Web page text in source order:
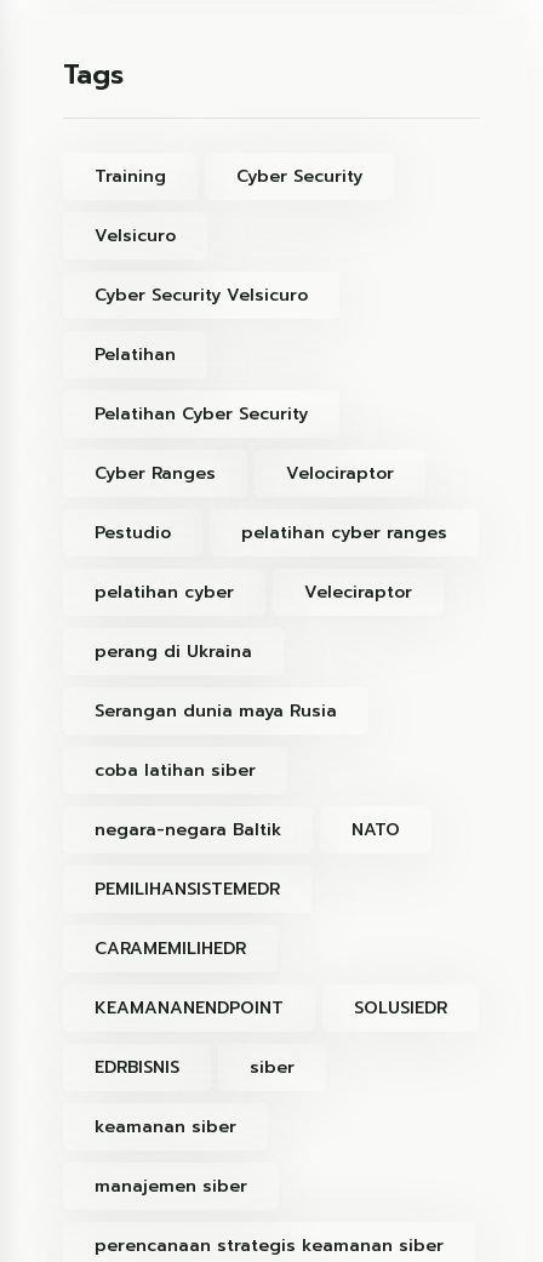
Tags
Training Cyber Security
Velsicuro
Cyber Security Velsicuro
Pelatihan
Pelatihan Cyber Security
Cyber Ranges Velociraptor
Pestudio pelatihan cyber ranges
pelatihan cyber Veleciraptor
perang di Ukraina
Serangan dunia maya Rusia
coba latihan siber
negara-negara Baltik NATO
PEMILIHANSISTEMEDR
CARAMEMILIHEDR
KEAMANANENDPOINT SOLUSIEDR
EDRBISNIS siber
keamanan siber
manajemen siber
perencanaan strategis keamanan siber